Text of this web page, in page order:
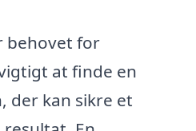
behovet for
at finde en
der kan sikre et